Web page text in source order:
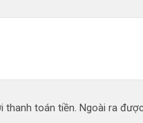
toán tiền. Ngoài ra